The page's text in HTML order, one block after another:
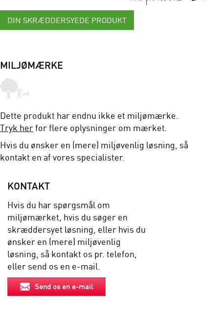
DIN SKRÆDDERSYEDE PRODUKT
MILJØMÆRKE
Dette produkt har endnu ikke et miljømærke.
Tryk herfor flere oplysninger om mærket.
Hvis du ønsker en (mere) miljøvenlig løsning, så
kontakt en af vores specialister.
KONTAKT
Hvis du har spørgsmål om
miljømærket, hvis du søger en
skræddersyet løsning, eller hvis du
ønsker en (mere) miljøvenlig
løsning, så kontakt os pr. telefon,
eller send os en e-mail.
Send os en e-mail